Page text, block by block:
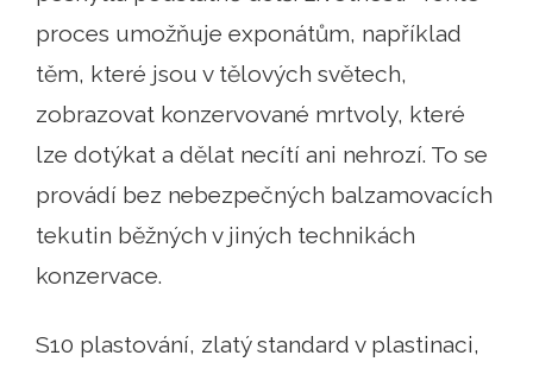
proces umožňuje exponátům, například
těm, které jsou v tělových světech,
zobrazovat konzervované mrtvoly, které
lze dotýkat a dělat necítí ani nehrozí. To se
provádí bez nebezpečných balzamovacích
tekutin běžných v jiných technikách
konzervace.
S10 plastování, zlatý standard v plastinaci,